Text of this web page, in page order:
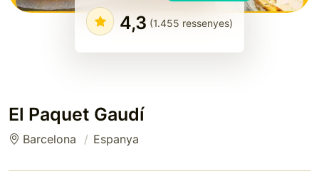
4,3 (1.455 ressenyes)
El Paquet Gaudí
Barcelona Espanya